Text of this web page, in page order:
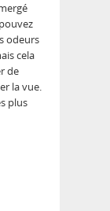
odeurs
cela
de
la vue.
plus